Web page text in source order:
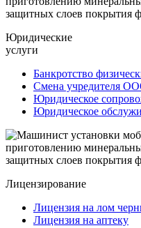
Юридические
услуги
Банкротство
Смена учредителя
Юридическое
Юридическое
Лицензирование
Лицензия на лом
Лицензия на аптеку